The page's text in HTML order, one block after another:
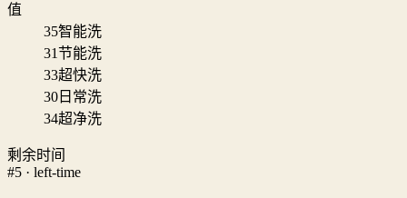
值
35智能洗
31节能洗
33超快洗
30 日常洗
34超净洗
剩余时间
#5 · left-time